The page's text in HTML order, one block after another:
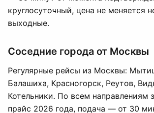
круглосуточный, цена не меняется
выходные.
Соседние города от Москвы
Регулярные рейсы из Москвы:
Балашиха, Красногорск, Реутов,
Котельники. По всем направлениям
прайс 2026 года, подача — от 30